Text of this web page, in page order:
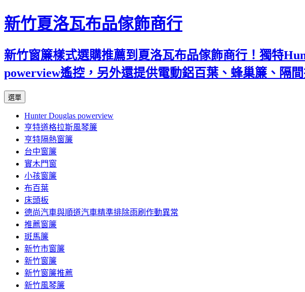
新竹夏洛瓦布品傢飾商行
新竹窗簾樣式選購推薦到夏洛瓦布品傢飾商行！獨特
powerview遙控，另外還提供電動鋁百葉、蜂巢簾、隔
選單
內
容
Hunter Douglas powerview
亨特道格拉斯風琴簾
亨特隔熱窗簾
台中窗簾
實木門窗
小孩窗簾
布百葉
床頭板
德尚汽車與順道汽車精準排除雨刷作動異常
推薦窗簾
斑馬簾
新竹市窗簾
新竹窗簾
新竹窗簾推薦
新竹風琴簾